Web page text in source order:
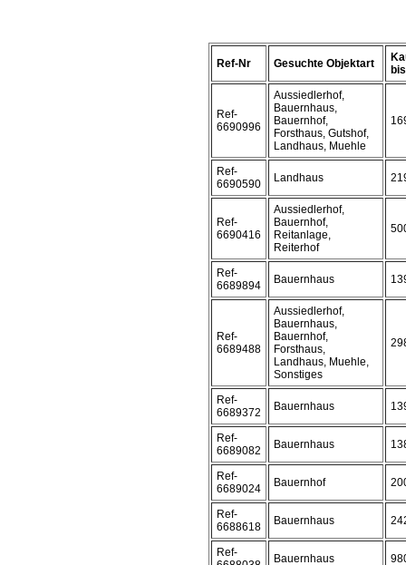
Ref-Nr Gesuchte Objektart
Ref-
6690996
Aussiedlerhof,
Bauernhaus,
Bauernhof,
Forsthaus, Gutshof,
Landhaus, Muehle
Ref-
6690590
Landhaus
Ref-
6690416
Aussiedlerhof,
Bauernhof,
Reitanlage,
Reiterhof
Ref-
6689894
Bauernhaus
Ref-
6689488
Aussiedlerhof,
Bauernhaus,
Bauernhof,
Forsthaus,
Landhaus, Muehle,
Sonstiges
Ref-
6689372
Bauernhaus
Ref-
6689082
Bauernhaus
Ref-
6689024
Bauernhof
Ref-
6688618
Bauernhaus
Ref-
Bauernhaus